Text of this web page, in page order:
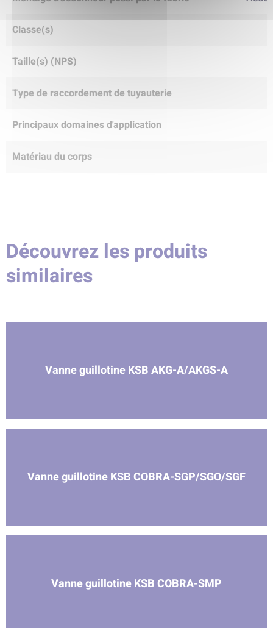
Classe(s)
Taille(s) (NPS)
Type de raccordement de tuyauterie
Principaux domaines d'application
Matériau du corps
Découvrez les produits
similaires
Vanne guillotine KSB AKG-A/AKGS-A
Vanne guillotine KSB COBRA-SGP/SGO/SGF
Vanne guillotine KSB COBRA-SMP